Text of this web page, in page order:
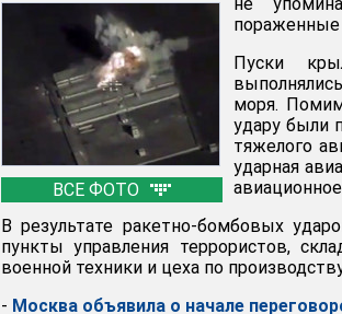
ВСЕ ФОТО
пораженные
Пуски
моря.
удару были
тяжелого
ударная
В результате ракетно-бомбовых
пункты управления террористов,
военной техники и цеха по
- Москва объявила о начале